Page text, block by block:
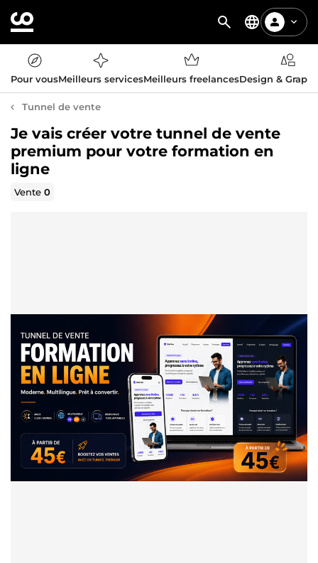
Pour vousMeilleurs servicesMeilleurs freelancesDesign &
Tunnel de vente
Je vais créer votre tunnel de vente
premium pour votre formation en
ligne
Vente0